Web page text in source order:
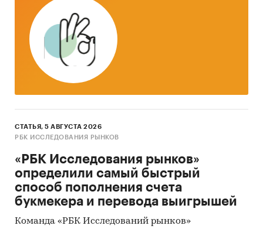
так называемые (1) Традиционный
(качественный) контент-анализ интервью и
документов и (2) Квантитативный
(количественный) анализ с применением
пакетов программ, к которым имеет доступ
наше агентство.
исследование). В общем виде целью
кабинетного исследования является
проанализировать ситуацию на рынке
инвалидных колясок в России и получить
(рассчитать) показатели, характеризующие его
состояние в настоящее время и в будущем.
Источники получения информации
СТАТЬЯ, 5 АВГУСТА 2026
РБК ИССЛЕДОВАНИЯ РЫНКОВ
«РБК Исследования рынков»
определили самый быстрый
способ пополнения счета
букмекера и перевода выигрышей
Команда «РБК Исследований рынков»